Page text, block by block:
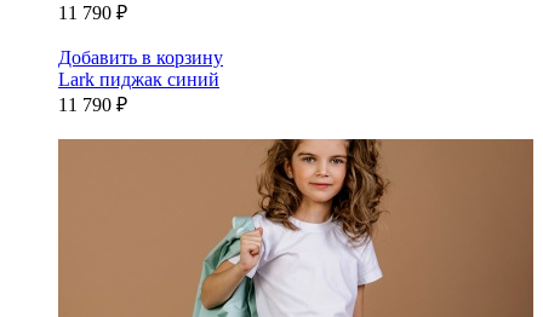
11 790 ₽
Добавить в корзину
Lark пиджак синий
11 790 ₽